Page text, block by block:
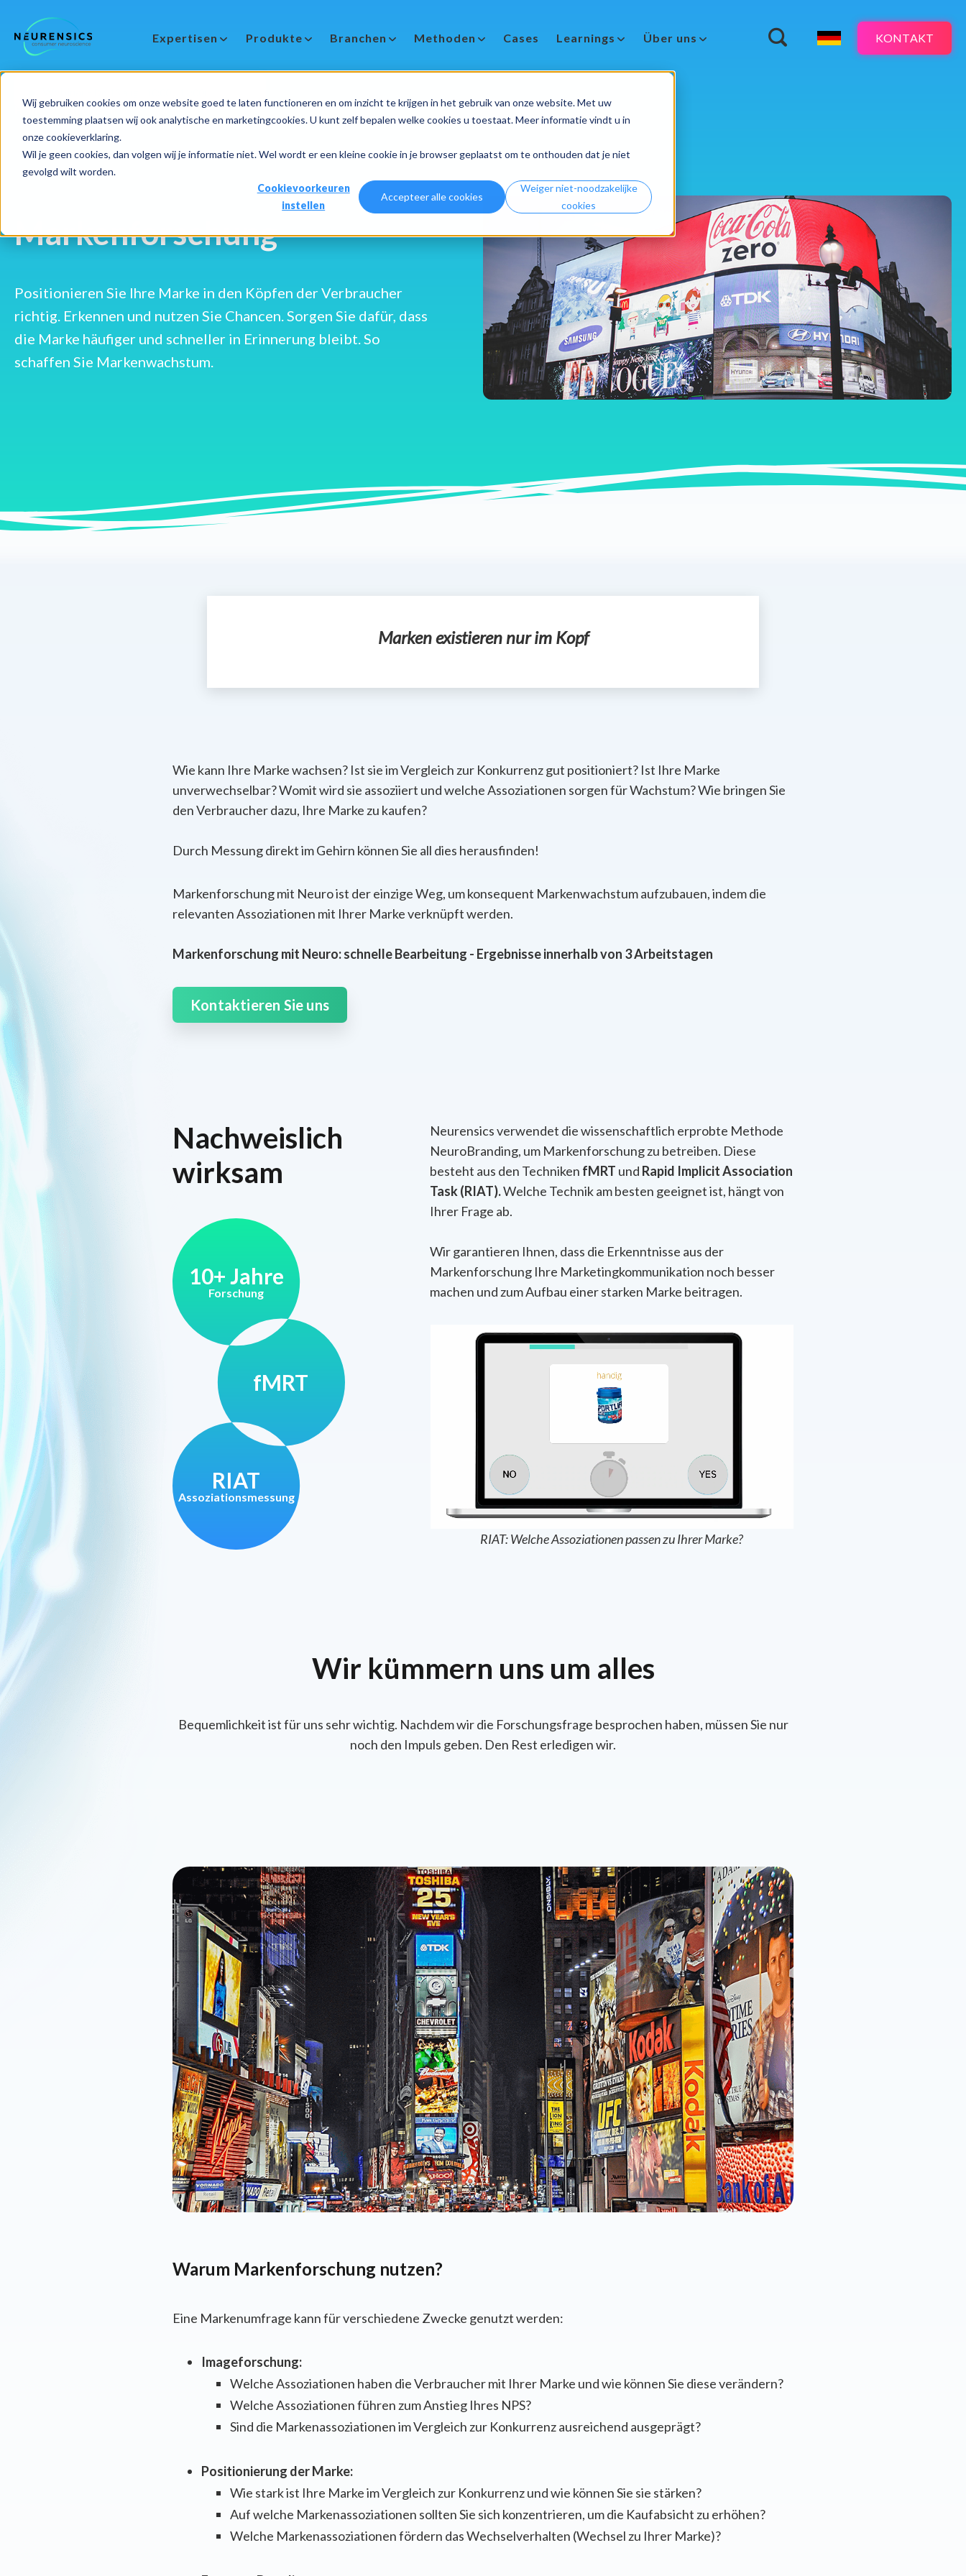
Wij gebruiken cookies om onze website goed te laten functioneren en om inzicht te krijgen in het gebruik van onze website. Met uw
toestemming plaatsen wij ook analytische en marketingcookies. U kunt zelf bepalen welke cookies u toestaat. Meer informatie vindt u in
onze cookieverklaring.
Wil je geen cookies, dan volgen wij je informatie niet. Wel wordt er een kleine cookie in je browser geplaatst om te onthouden dat je niet
gevolgd wilt worden.
Cookievoorkeuren
instellen
Accepteer alle cookies
Weiger niet-noodzakelijke
cookies
Expertisen Produkte Branchen Methoden Cases Learnings Über uns KONTAKT
Home Expertisen Merkonderzoek
Markenforschung
Positionieren Sie Ihre Marke in den Köpfen der Verbraucher
richtig. Erkennen und nutzen Sie Chancen. Sorgen Sie dafür, dass
die Marke häufiger und schneller in Erinnerung bleibt. So
schaffen Sie Markenwachstum.
Marken existieren nur im Kopf
Wie kann Ihre Marke wachsen? Ist sie im Vergleich zur Konkurrenz gut positioniert? Ist Ihre Marke
unverwechselbar? Womit wird sie assoziiert und welche Assoziationen sorgen für Wachstum? Wie bringen Sie
den Verbraucher dazu, Ihre Marke zu kaufen?
Durch Messung direkt im Gehirn können Sie all dies herausfinden!
Markenforschung mit Neuro ist der einzige Weg, um konsequent Markenwachstum aufzubauen, indem die
relevanten Assoziationen mit Ihrer Marke verknüpft werden.
Markenforschung mit Neuro: schnelle Bearbeitung - Ergebnisse innerhalb von 3 Arbeitstagen
Kontaktieren Sie uns
Nachweislich
wirksam
10+ Jahre
Forschung
fMRT
RIAT
Assoziationsmessung
Neurensics verwendet die wissenschaftlich erprobte Methode
NeuroBranding, um Markenforschung zu betreiben. Diese
besteht aus den Techniken fMRT und Rapid Implicit Association
Task (RIAT).Welche Technik am besten geeignet ist, hängt von
Ihrer Frage ab.
Wir garantieren Ihnen, dass die Erkenntnisse aus der
Markenforschung Ihre Marketingkommunikation noch besser
machen und zum Aufbau einer starken Marke beitragen.
RIAT: Welche Assoziationen passen zu Ihrer Marke?
Wir kümmern uns um alles
Bequemlichkeit ist für uns sehr wichtig. Nachdem wir die Forschungsfrage besprochen haben, müssen Sie nur
noch den Impuls geben. Den Rest erledigen wir.
Warum Markenforschung nutzen?
Eine Markenumfrage kann für verschiedene Zwecke genutzt werden:
Imageforschung:
Welche Assoziationen haben die Verbraucher mit Ihrer Marke und wie können Sie diese verändern?
Welche Assoziationen führen zum Anstieg Ihres NPS?
Sind die Markenassoziationen im Vergleich zur Konkurrenz ausreichend ausgeprägt?
Positionierung der Marke:
Wie stark ist Ihre Marke im Vergleich zur Konkurrenz und wie können Sie sie stärken?
Auf welche Markenassoziationen sollten Sie sich konzentrieren, um die Kaufabsicht zu erhöhen?
Welche Markenassoziationen fördern das Wechselverhalten (Wechsel zu Ihrer Marke)?